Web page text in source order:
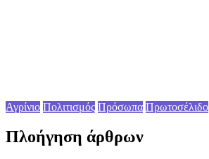
Αγρίνιο Πολιτισμός Πρόσωπα Πρωτοσέλιδο
Πλοήγηση άρθρων